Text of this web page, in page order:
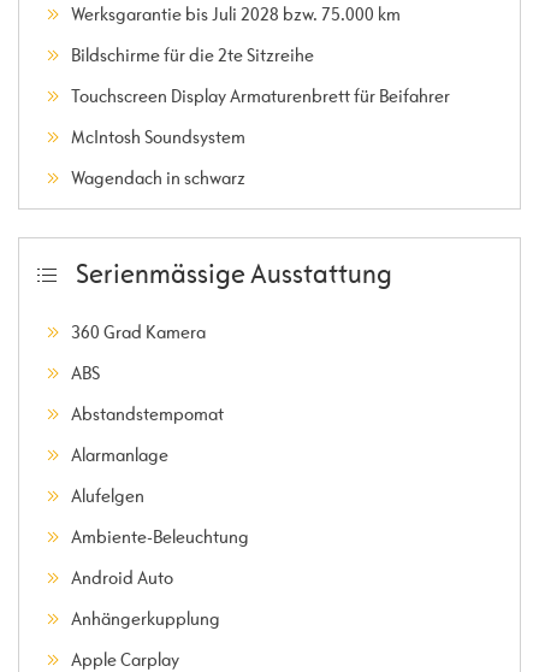
Werksgarantie bis Juli 2028 bzw. 75.000 km
Bildschirme für die 2te Sitzreihe
Touchscreen Display Armaturenbrett für Beifahrer
McIntosh Soundsystem
Wagendach in schwarz
Serienmässige Ausstattung
360 Grad Kamera
ABS
Abstandstempomat
Alarmanlage
Alufelgen
Ambiente-Beleuchtung
Android Auto
Anhängerkupplung
Apple Carplay